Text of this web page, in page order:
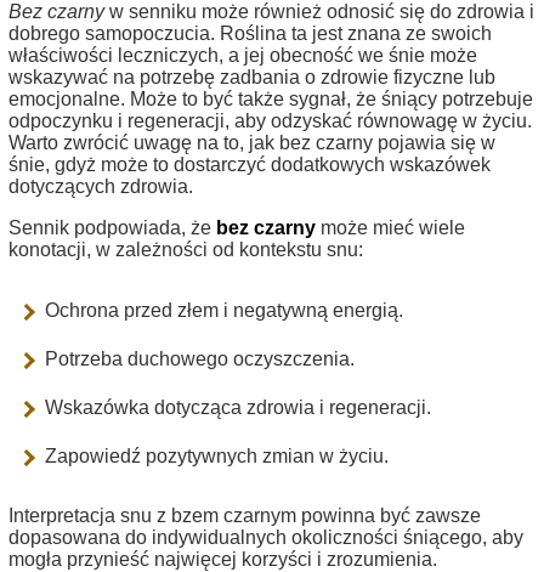
Bez czarnyw senniku może również odnosić się do zdrowia i
dobrego samopoczucia. Roślina ta jest znana ze swoich
właściwości leczniczych, a jej obecność we śnie może
wskazywać na potrzebę zadbania o zdrowie fizyczne lub
emocjonalne. Może to być także sygnał, że śniący potrzebuje
odpoczynku i regeneracji, aby odzyskać równowagę w życiu.
Warto zwrócić uwagę na to, jak bez czarny pojawia się w
śnie, gdyż może to dostarczyć dodatkowych wskazówek
dotyczących zdrowia.
Sennik podpowiada, że bez czarny może mieć wiele
konotacji, w zależności od kontekstu snu:
Ochrona przed złem i negatywną energią.
Potrzeba duchowego oczyszczenia.
Wskazówka dotycząca zdrowia i regeneracji.
Zapowiedź pozytywnych zmian w życiu.
Interpretacja snu z bzem czarnym powinna być zawsze
dopasowana do indywidualnych okoliczności śniącego, aby
mogła przynieść najwięcej korzyści i zrozumienia.